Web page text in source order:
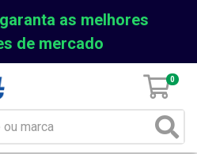
as melhores
de mercado
0